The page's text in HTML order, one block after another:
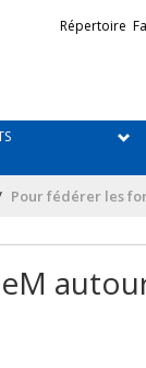
Liens
Répertoire
Pour fédérer les